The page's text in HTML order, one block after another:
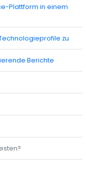
Plattform in einem
zu
Berichte